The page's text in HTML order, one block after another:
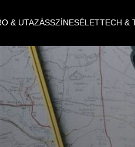
& UTAZÁSSZÍNESÉLETTECH &